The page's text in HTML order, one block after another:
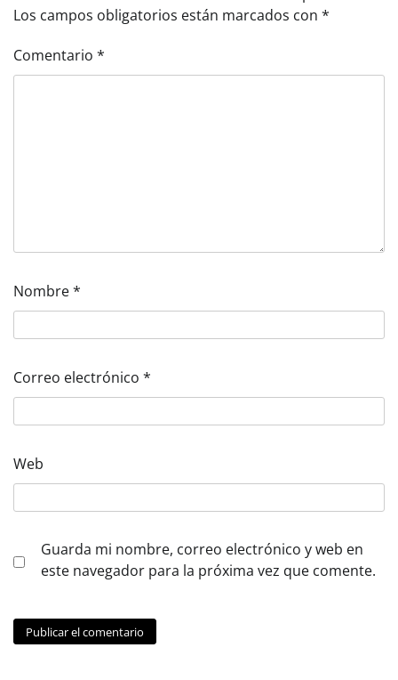
Los campos obligatorios están marcados con *
Comentario *
Nombre*
Correo electrónico *
Web
Guarda mi nombre, correo electrónico y web en
este navegador para la próxima vez que comente.